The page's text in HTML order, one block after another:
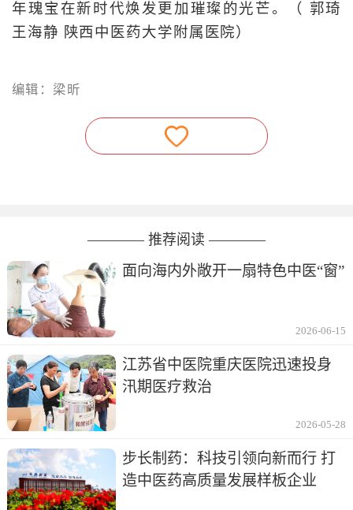
年瑰宝在新时代焕发更加璀璨的光芒。（ 郭琦
王海静 陕西中医药大学附属医院）
编辑：梁昕
———— 推荐阅读 ————
面向海内外敞开一扇特色中医“窗”
2026-06-15
江苏省中医院重庆医院迅速投身
汛期医疗救治
2026-05-28
步长制药：科技引领向新而行 打
造中医药高质量发展样板企业